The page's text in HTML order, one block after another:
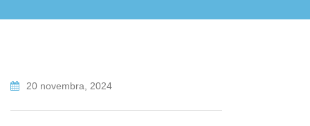
20 novembra, 2024